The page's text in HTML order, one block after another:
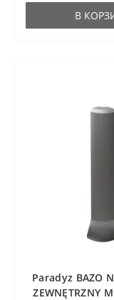
В
Paradyz BAZO
ZEWNĘTRZNY